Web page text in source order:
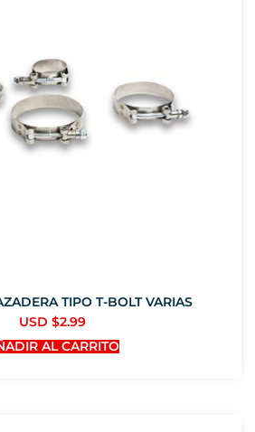
TIPO T-BOLT VARIAS
USD $2.99
AL CARRITO